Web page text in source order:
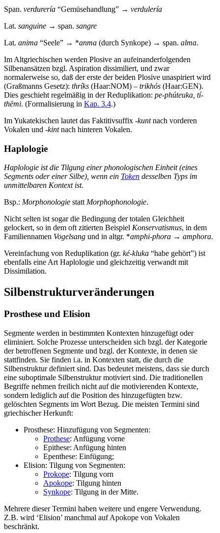
Span. verdurería “Gemüsehandlung” → verdulería
Lat. sanguine → span. sangre
Lat. anima “Seele” → *anma (durch Synkope) → span. alma.
Im Altgriechischen werden Plosive an aufeinanderfolgenden
Silbenansätzen bzgl. Aspiration dissimiliert, und zwar
normalerweise so, daß der erste der beiden Plosive unaspiriert wird
(Graßmanns Gesetz): thríks (Haar:NOM) – trikhós (Haar:GEN).
Dies geschieht regelmäßig in der Reduplikation: pe-phúteuka, tí-
thēmi. (Formalisierung in Kap. 3.4.)
Im Yukatekischen lautet das Faktitivsuffix -kuntnach vorderen
Vokalen und -kintnach hinteren Vokalen.
Haplologie
Haplologie ist die Tilgung einer phonologischen Einheit (eines
Segments oder einer Silbe), wenn ein Token desselben Typs im
unmittelbaren Kontext ist.
Bsp.: Morphonologie stattMorphophonologie.
Nicht selten ist sogar die Bedingung der totalen Gleichheit
gelockert, so in dem oft zitierten Beispiel Konservatismus, in dem
Familiennamen Vogelsang und in altgr. *amphi-phora → amphora.
Vereinfachung von Reduplikation (gr. ké-kluka “habe gehört”) ist
ebenfalls eine Art Haplologie und gleichzeitig verwandt mit
Dissimilation.
Silbenstrukturveränderungen
Prosthese und Elision
Segmente werden in bestimmten Kontexten hinzugefügt oder
eliminiert. Solche Prozesse unterscheiden sich bzgl. der Kategorie
der betroffenen Segmente und bzgl. der Kontexte, in denen sie
stattfinden. Sie finden i.a. in Kontexten statt, die durch die
Silbenstruktur definiert sind. Das bedeutet meistens, dass sie durch
eine suboptimale Silbenstruktur motiviert sind. Die traditionellen
Begriffe nehmen freilich nicht auf die motivierenden Kontexte,
sondern lediglich auf die Position des hinzugefügten bzw.
gelöschten Segments im Wort Bezug. Die meisten Termini sind
griechischer Herkunft:
Prosthese: Hinzufügung von Segmenten:
Prothese: Anfügung vorne
Epithese: Anfügung hinten
Epenthese: Einfügung;
Elision: Tilgung von Segmenten:
Prokope: Tilgung vorn
Apokope: Tilgung hinten
Synkope: Tilgung in der Mitte.
Mehrere dieser Termini haben weitere und engere Verwendung.
Z.B. wird ‘Elision’ manchmal auf Apokope von Vokalen
beschränkt.